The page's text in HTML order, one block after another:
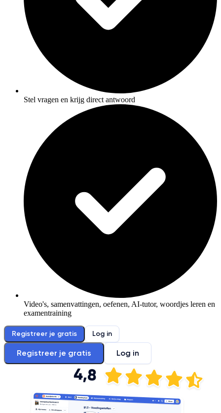
Stel vragen en krijg direct antwoord
Video's, samenvattingen, oefenen, AI-tutor, woordjes leren en
examentraining
Registreer je gratis Log in
Registreer je gratis Log in